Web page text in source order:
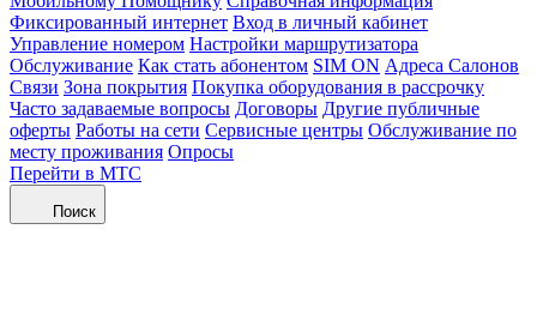
Фиксированный интернет Вход в личный кабинет
Управление номером Настройки маршрутизатора
Обслуживание Как стать абонентом SIM ON Адреса Салонов
Связи Зона покрытия Покупка оборудования в рассрочку
Часто задаваемые вопросы Договоры Другие публичные
оферты Работы на сети Сервисные центры Обслуживание по
месту проживания Опросы
Перейти в МТС
Поиск